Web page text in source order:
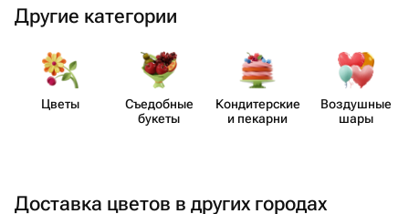
Другие категории
Цветы
Съедобные
букеты
Кондит​ерские
и пекарни
Воздушные
шары
Доставка цветов в других городах